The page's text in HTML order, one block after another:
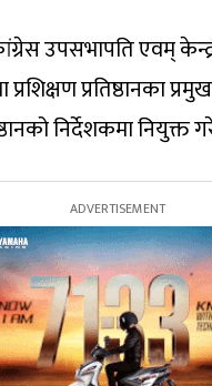
उपसभापति एवम्
प्रतिष्ठानका
निर्देशकमा नियुक्त